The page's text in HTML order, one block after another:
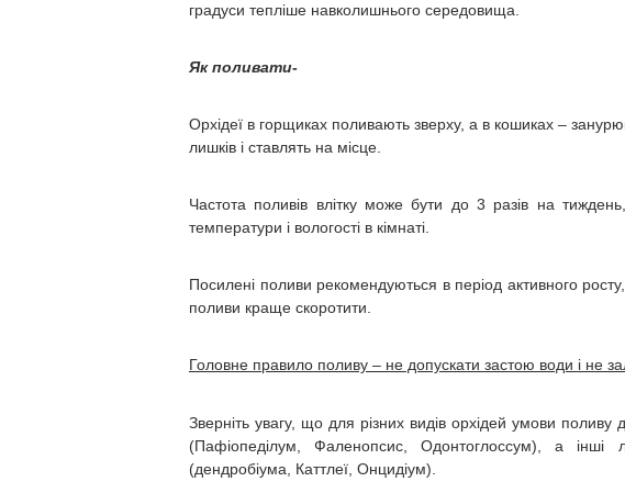
градуси тепліше навколишнього середовища.
Як поливати-
Орхідеї в горщиках поливають зверху, а в кошиках –
лишків і ставлять на місце.
Частота поливів влітку може бути до 3 разів на
температури і вологості в кімнаті.
Посилені поливи рекомендуються в період активного росту,
поливи краще скоротити.
Головне правило поливу – не допускати застою води і не
Зверніть увагу, що для різних видів орхідей умови поливу
(Пафіопеділум, Фаленопсис, Одонтоглоссум), а інші
(дендробіума, Каттлеї, Онцидіум).